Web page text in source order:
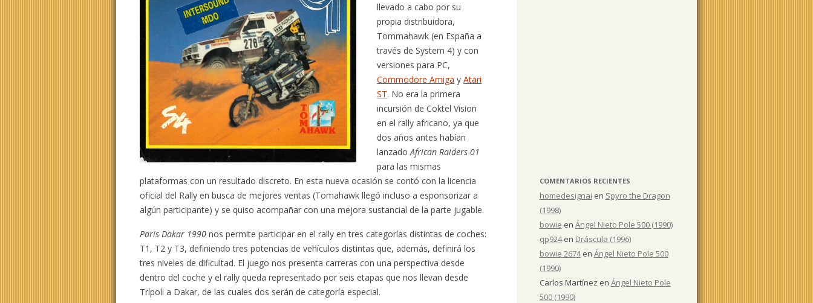
llevado a cabo por su
propia distribuidora,
Tommahawk (en España a
través de System 4) y con
versiones para PC,
Commodore Amiga yAtari
ST. No era la primera
incursión de Coktel Vision
en el rally africano, ya que
dos años antes habían
lanzadoAfrican Raiders-01
para las mismas
plataformas con un resultado discreto. En esta nueva ocasión se contó con la licencia
oficial del Rally en busca de mejores ventas (Tomahawk llegó incluso a esponsorizar a
algún participante) y se quiso acompañar con una mejora sustancial de la parte jugable.
Paris Dakar 1990 nos permite participar en el rally en tres categorías distintas de coches:
T1, T2 y T3, definiendo tres potencias de vehículos distintas que, además, definirá los
tres niveles de dificultad. El juego nos presenta carreras con una perspectiva desde
dentro del coche y el rally queda representado por seis etapas que nos llevan desde
Trípoli a Dakar, de las cuales dos serán de categoría especial.
COMENTARIOS RECIENTES
homedesignai en Spyro the Dragon
(1998)
bowie en Ángel Nieto Pole 500 (1990)
qp924en Dráscula (1996)
bowie 2674en Ángel Nieto Pole 500
(1990)
Carlos Martínez en Ángel Nieto Pole
500 (1990)